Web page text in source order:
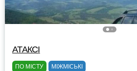
АТАКСІ
ПО МІСТУ МІЖМІСЬКІ